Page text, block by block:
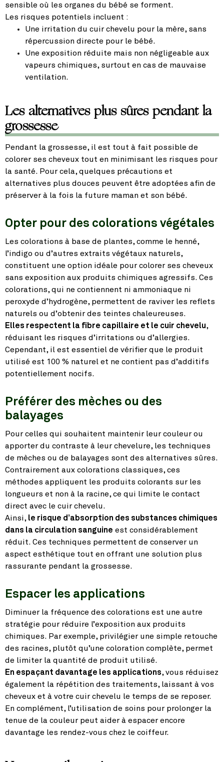
sensible où les organes du bébé se forment.
Les risques potentiels incluent :
Une irritation du cuir chevelu pour la mère, sans
répercussion directe pour le bébé.
Une exposition réduite mais non négligeable aux
vapeurs chimiques, surtout en cas de mauvaise
ventilation.
Les alternatives plus sûres pendant la
grossesse
Pendant la grossesse, il est tout à fait possible de
colorer ses cheveux tout en minimisant les risques pour
la santé. Pour cela, quelques précautions et
alternatives plus douces peuvent être adoptées afin de
préserver à la fois la future maman et son bébé.
Opter pour des colorations végétales
Les colorations à base de plantes, comme le henné,
l’indigo ou d’autres extraits végétaux naturels,
constituent une option idéale pour colorer ses cheveux
sans exposition aux produits chimiques agressifs. Ces
colorations, qui ne contiennent ni ammoniaque ni
peroxyde d’hydrogène, permettent de raviver les reflets
naturels ou d’obtenir des teintes chaleureuses.
Elles respectent la fibre capillaire et le cuir chevelu,
réduisant les risques d’irritations ou d’allergies.
Cependant, il est essentiel de vérifier que le produit
utilisé est 100 % naturel et ne contient pas d’additifs
potentiellement nocifs.
Préférer des mèches ou des
balayages
Pour celles qui souhaitent maintenir leur couleur ou
apporter du contraste à leur chevelure, les techniques
de mèches ou de balayages sont des alternatives sûres.
Contrairement aux colorations classiques, ces
méthodes appliquent les produits colorants sur les
longueurs et non à la racine, ce qui limite le contact
direct avec le cuir chevelu.
Ainsi, le risque d’absorption des substances chimiques
dans la circulation sanguine est considérablement
réduit. Ces techniques permettent de conserver un
aspect esthétique tout en offrant une solution plus
rassurante pendant la grossesse.
Espacer les applications
Diminuer la fréquence des colorations est une autre
stratégie pour réduire l’exposition aux produits
chimiques. Par exemple, privilégier une simple retouche
des racines, plutôt qu’une coloration complète, permet
de limiter la quantité de produit utilisé.
En espaçant davantage les applications, vous réduisez
également la répétition des traitements, laissant à vos
cheveux et à votre cuir chevelu le temps de se reposer.
En complément, l’utilisation de soins pour prolonger la
tenue de la couleur peut aider à espacer encore
davantage les rendez-vous chez le coiffeur.